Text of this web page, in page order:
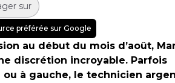
sur
préférée sur Google
au début du mois d’août,
discrétion incroyable. Parfois
ou à gauche, le technicien